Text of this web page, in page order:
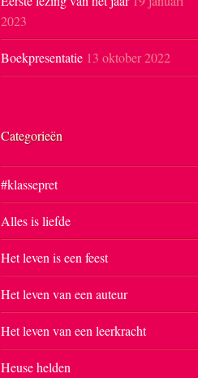
2023
Boekpresentatie 13 oktober 2022
Categorieën
#klassepret
Alles is liefde
Het leven is een feest
Het leven van een auteur
Het leven van een leerkracht
Heuse helden